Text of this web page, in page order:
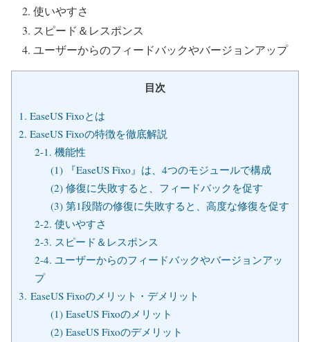
使いやすさ
スピード＆レスポンス
ユーザーからのフィードバックやバージョンアップ
目次
1. EaseUS Fixoとは
2. EaseUS Fixoの特徴を徹底解説
2-1. 機能性
(1) 『EaseUS Fixo』は、4つのモジュールで構成
(2) 修復に失敗すると、フィードバックを促す
(3) 第1段階の修復に失敗すると、高度な修復を促す
2-2. 使いやすさ
2-3. スピード＆レスポンス
2-4. ユーザーからのフィードバックやバージョンアッ
プ
3. EaseUS Fixoのメリット・デメリット
(1) EaseUS Fixoのメリット
(2) EaseUS Fixoのデメリット